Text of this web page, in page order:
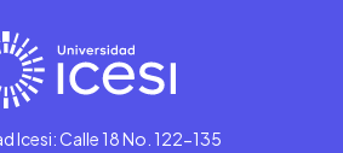
Icesi: Calle 18 No. 122-135